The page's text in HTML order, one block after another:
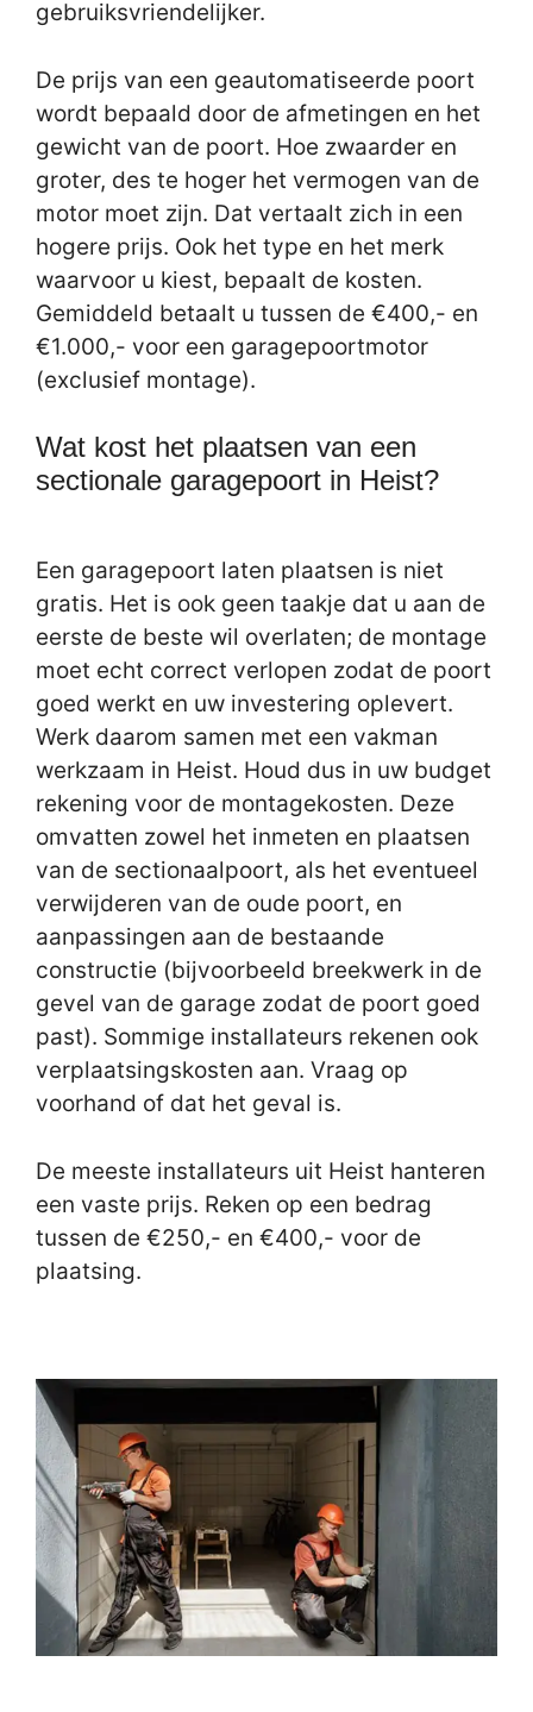
gebruiksvriendelijker.
De prijs van een geautomatiseerde poort
wordt bepaald door de afmetingen en het
gewicht van de poort. Hoe zwaarder en
groter, des te hoger het vermogen van de
motor moet zijn. Dat vertaalt zich in een
hogere prijs. Ook het type en het merk
waarvoor u kiest, bepaalt de kosten.
Gemiddeld betaalt u tussen de €400,- en
€1.000,- voor een garagepoortmotor
(exclusief montage).
Wat kost het plaatsen van een
sectionale garagepoort in Heist?
Een garagepoort laten plaatsen is niet
gratis. Het is ook geen taakje dat u aan de
eerste de beste wil overlaten; de montage
moet echt correct verlopen zodat de poort
goed werkt en uw investering oplevert.
Werk daarom samen met een vakman
werkzaam in Heist. Houd dus in uw budget
rekening voor de montagekosten. Deze
omvatten zowel het inmeten en plaatsen
van de sectionaalpoort, als het eventueel
verwijderen van de oude poort, en
aanpassingen aan de bestaande
constructie (bijvoorbeeld breekwerk in de
gevel van de garage zodat de poort goed
past). Sommige installateurs rekenen ook
verplaatsingskosten aan. Vraag op
voorhand of dat het geval is.
De meeste installateurs uit Heist hanteren
een vaste prijs. Reken op een bedrag
tussen de €250,- en €400,- voor de
plaatsing.